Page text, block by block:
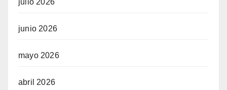
julio 2026
junio 2026
mayo 2026
abril 2026